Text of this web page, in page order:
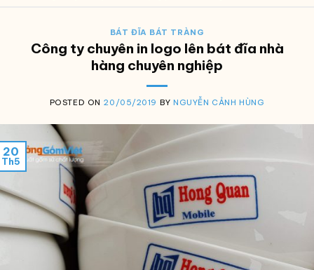
BÁT ĐĨA BÁT TRÀNG
Công ty chuyên in logo lên bát đĩa nhà
hàng chuyên nghiệp
POSTED ON 20/05/2019 BYNGUYỄN CẢNH HÙNG
20
Th5